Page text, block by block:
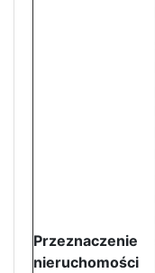
Przeznaczenie
nieruchomości